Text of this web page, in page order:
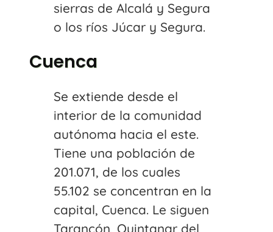
sierras de Alcalá y Segura
o los ríos Júcar y Segura.
Cuenca
Se extiende desde el
interior de la comunidad
autónoma hacia el este.
Tiene una población de
201.071, de los cuales
55.102 se concentran en la
capital, Cuenca. Le siguen
Tarancón, Quintanar del